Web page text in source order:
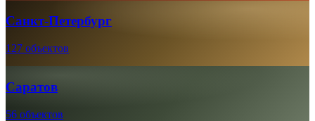
Санкт-Петербург
127 объектов
Саратов
56 объектов